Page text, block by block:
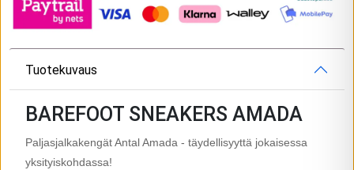
Tuotekuvaus
BAREFOOT SNEAKERS AMADA
Paljasjalkakengät Antal Amada - täydellisyyttä jokaisessa
yksityiskohdassa!